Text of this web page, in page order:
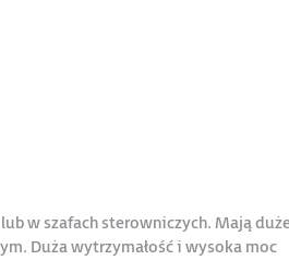
w szafach sterowniczych. Mają
Duża wytrzymałość i wysoka moc